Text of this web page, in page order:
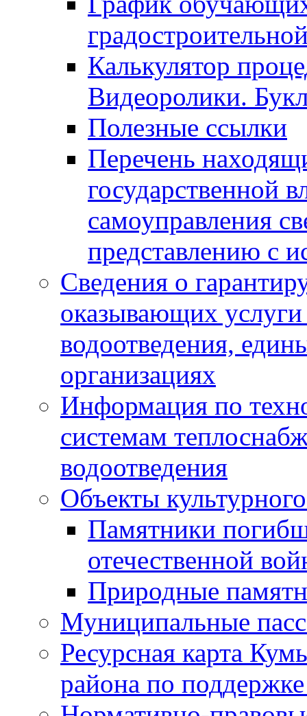
Калькулятор
Видеоролики.
Полезные ссылки
Перечень
государственной
самоуправления
представлению с
Сведения о
оказывающих
водоотведения,
организациях
Информация по
системам
водоотведения
Объекты
Памятники
отечественной
Природные
Муниципальные
Ресурсная карта
района по